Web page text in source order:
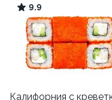
9.9
Калифорния с